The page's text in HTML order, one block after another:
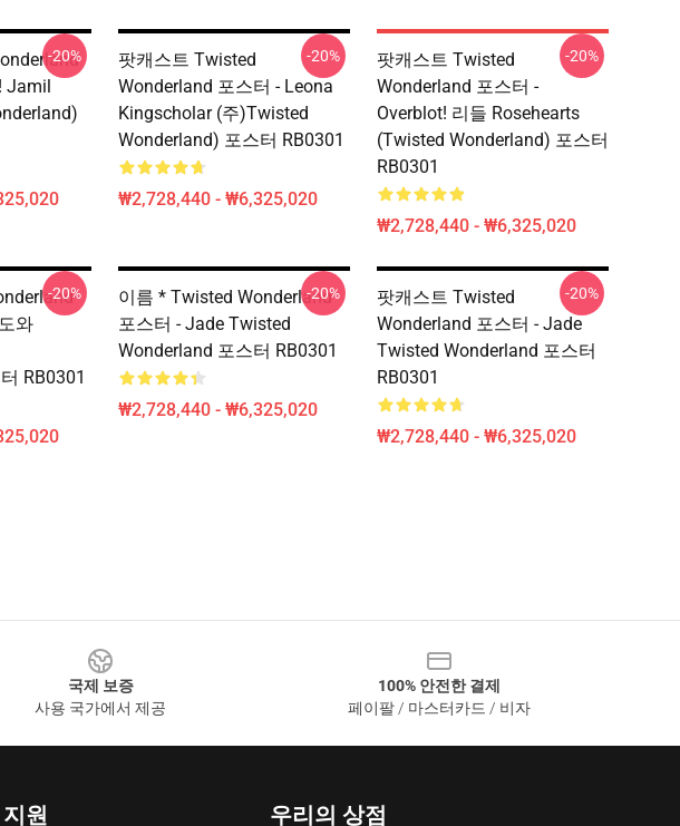
Jamil
-20%
팟캐스트 Twisted
Wonderland 포스터 - Leona
Kingscholar (주)Twisted
Wonderland) 포스터 RB0301
₩2,728,440 - ₩6,325,020
-20%
팟캐스트 Twisted
Wonderland 포스터 -
Overblot! 리들 Rosehearts
(Twisted Wonderland) 포스터
RB0301
₩2,728,440 - ₩6,325,020
-20%
와
RB0301
-20%
이름 * Twisted Wonderland
포스터 - Jade Twisted
Wonderland 포스터 RB0301
₩2,728,440 - ₩6,325,020
-20%
팟캐스트 Twisted
Wonderland 포스터 - Jade
Twisted Wonderland 포스터
RB0301
₩2,728,440 - ₩6,325,020
-20%
국제 보증
사용 국가에서 제공
100% 안전한 결제
페이팔 / 마스터카드 / 비자
원 우리의 상점